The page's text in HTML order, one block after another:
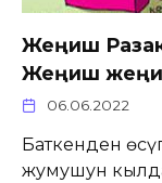
Жеңиш
Жеңиш
06.06.2022
Баткенден
жумушун